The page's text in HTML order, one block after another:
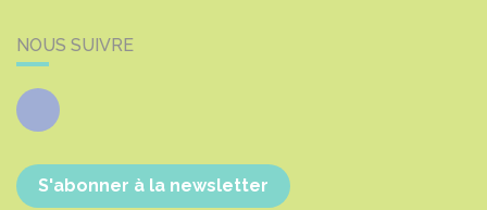
NOUS SUIVRE
Facebook
S'abonner à la newsletter